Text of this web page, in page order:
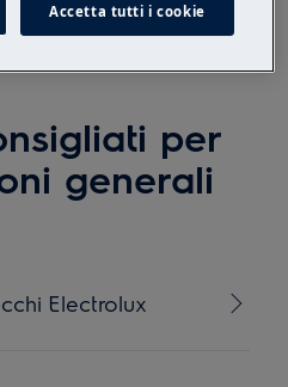
per
generali
Electrolux
Accetta tutti i cookie